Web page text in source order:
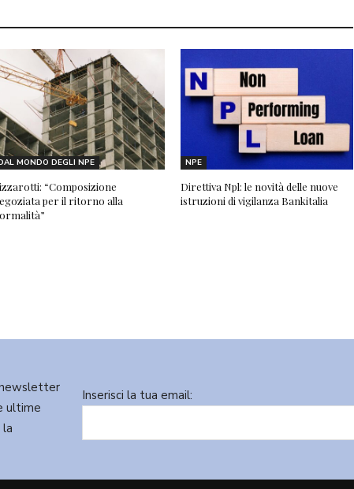
MONDO DEGLI NPE
“Composizione
per il ritorno alla
NPE
Direttiva Npl: le novità delle nuove
istruzioni di vigilanza Bankitalia
ultime
Inserisci la tua email: